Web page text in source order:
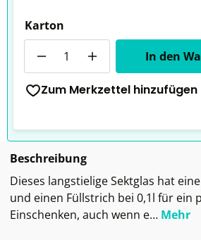
Karton
In den
Zum Merkzettel hinzufügen
Beschreibung
Dieses langstielige Sektglas hat
und einen Füllstrich bei 0,1l für ein
Einschenken, auch wenn e… Mehr